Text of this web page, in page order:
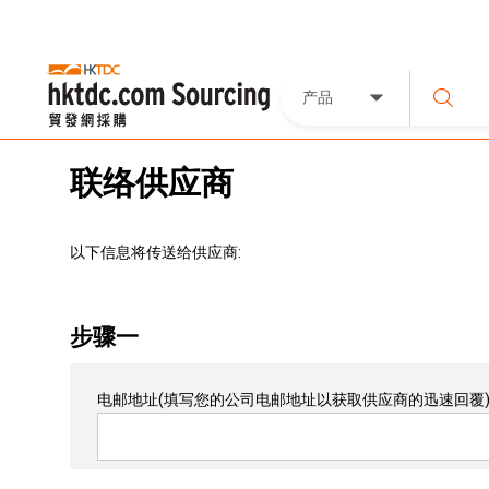
产品
联络供应商
以下信息将传送给供应商:
步骤一
电邮地址(填写您的公司电邮地址以获取供应商的迅速回覆)